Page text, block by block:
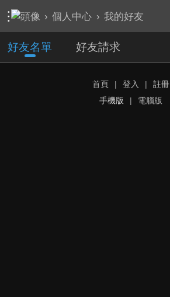
› 個人中心 › 我的好友
好友名單 好友請求
首頁 | 登入 |
註冊
手機版
| 電腦版